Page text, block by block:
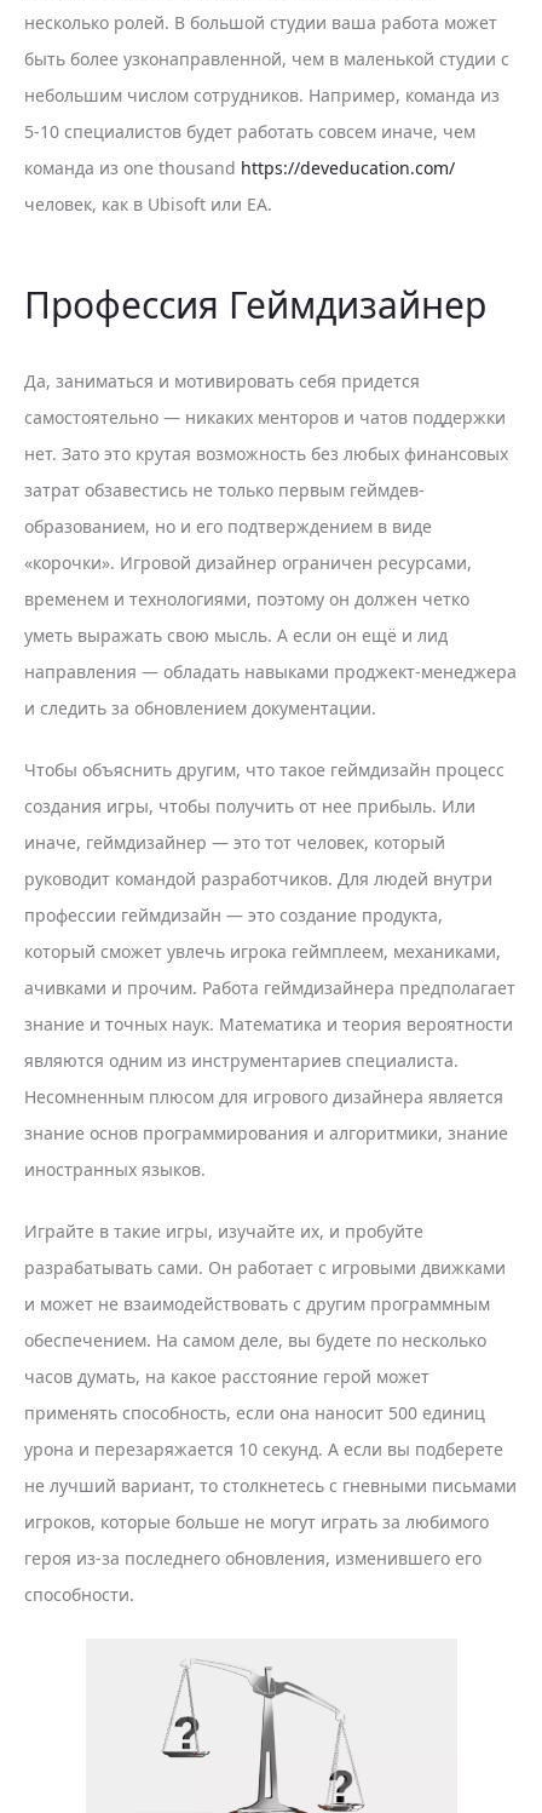
несколько ролей. В большой студии ваша работа может
быть более узконаправленной, чем в маленькой студии с
небольшим числом сотрудников. Например, команда из
5-10 специалистов будет работать совсем иначе, чем
команда из one thousand https://deveducation.com/
человек, как в Ubisoft или EA.
Профессия Геймдизайнер
Да, заниматься и мотивировать себя придется
самостоятельно — никаких менторов и чатов поддержки
нет. Зато это крутая возможность без любых финансовых
затрат обзавестись не только первым геймдев-
образованием, но и его подтверждением в виде
«корочки». Игровой дизайнер ограничен ресурсами,
временем и технологиями, поэтому он должен четко
уметь выражать свою мысль. А если он ещё и лид
направления — обладать навыками проджект-менеджера
и следить за обновлением документации.
Чтобы объяснить другим, что такое геймдизайн процесс
создания игры, чтобы получить от нее прибыль. Или
иначе, геймдизайнер — это тот человек, который
руководит командой разработчиков. Для людей внутри
профессии геймдизайн — это создание продукта,
который сможет увлечь игрока геймплеем, механиками,
ачивками и прочим. Работа геймдизайнера предполагает
знание и точных наук. Математика и теория вероятности
являются одним из инструментариев специалиста.
Несомненным плюсом для игрового дизайнера является
знание основ программирования и алгоритмики, знание
иностранных языков.
Играйте в такие игры, изучайте их, и пробуйте
разрабатывать сами. Он работает с игровыми движками
и может не взаимодействовать с другим программным
обеспечением. На самом деле, вы будете по несколько
часов думать, на какое расстояние герой может
применять способность, если она наносит 500 единиц
урона и перезаряжается 10 секунд. А если вы подберете
не лучший вариант, то столкнетесь с гневными письмами
игроков, которые больше не могут играть за любимого
героя из-за последнего обновления, изменившего его
способности.